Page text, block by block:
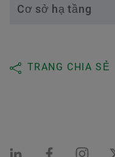
Cơ sở hạ tầng
TRANG CHIA SẺ